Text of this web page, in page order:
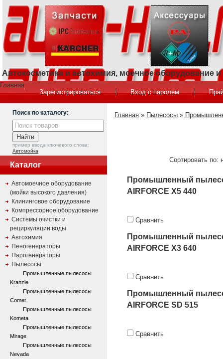
Автокосметика и автохимия, моечное оборудование
Главная
Зарегистрироваться
Вход с паролем
Поиск по каталогу:
пример ввода ключевого слова:
Автомойка
Каталог
Автомоечное оборудование
(мойки высокого давления)
Клининговое оборудование
Компрессорное оборудование
Системы очистки и
рециркуляции воды
Автохимия
Пеногенераторы
Парогенераторы
Пылесосы
Промышленные пылесосы
Kranzle
Промышленные пылесосы
Comet
Промышленные пылесосы
Kometa
Промышленные пылесосы
Mirage
Промышленные пылесосы
Nevada
Главная » Пылесосы »
Сортировать по:
Промышленный
AIRFORCE X5 440
Сравнить
Промышленный
AIRFORCE X3 640
Сравнить
Промышленный
AIRFORCE SD 515
Сравнить